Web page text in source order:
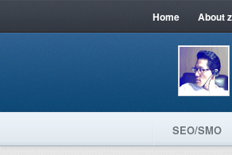
Home About
SEO/SMO